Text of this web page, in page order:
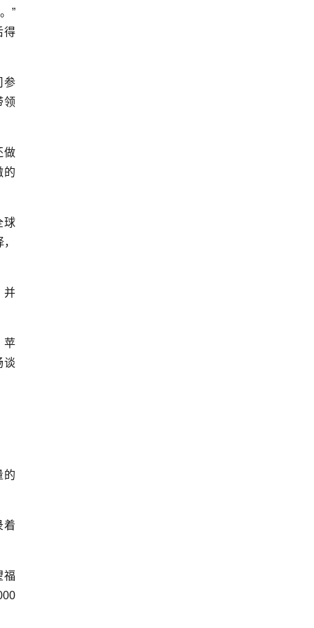
”
得
参
领
做
的
球
并
苹
谈
的
着
福